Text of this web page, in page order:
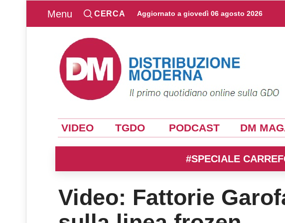
Menu CERCA Aggiornato a giovedì 06 agosto 2026
VIDEO TGDO PODCAST DM
#SPECIALE
Video: Fattorie